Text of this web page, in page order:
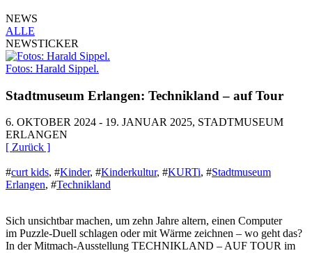
NEWS
ALLE
NEWSTICKER
Fotos: Harald Sippel.
Stadtmuseum Erlangen: Technikland – auf Tour
6. OKTOBER 2024 - 19. JANUAR 2025, STADTMUSEUM
ERLANGEN
[ Zurück ]
#curt kids, #Kinder, #Kinderkultur, #KURTi, #Stadtmuseum
Erlangen, #Technikland
Sich unsichtbar machen, um zehn Jahre altern, einen Computer
im Puzzle-Duell schlagen oder mit Wärme zeichnen – wo geht das?
In der Mitmach-Ausstellung TECHNIKLAND – AUF TOUR im